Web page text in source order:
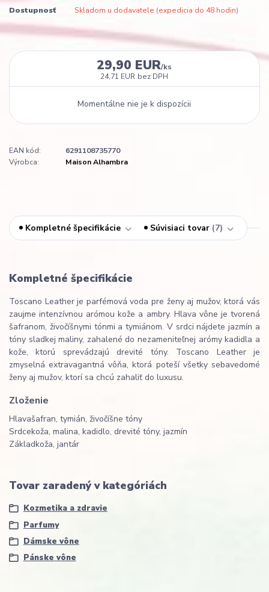
Dostupnosť Skladom u dodavatele (expedicia do 48 hodin)
29,90 EUR/ks
24,71 EUR bez DPH
Momentálne nie je k dispozícii
EAN kód:
6291108735770
Výrobca:
Maison Alhambra
Kompletné špecifikácie Súvisiaci tovar 7
Kompletné špecifikácie
Toscano Leather je parfémová voda pre ženy aj mužov, ktorá vás
zaujme intenzívnou arómou kože a ambry. Hlava vône je tvorená
šafranom, živočíšnymi tónmi a tymiánom. V srdci nájdete jazmín a
tóny sladkej maliny, zahalené do nezameniteľnej arómy kadidla a
kože, ktorú sprevádzajú drevité tóny. Toscano Leather je
zmyselná extravagantná vôňa, ktorá poteší všetky sebavedomé
ženy aj mužov, ktorí sa chcú zahaliť do luxusu.
Zloženie
Hlavašafran, tymián, živočíšne tóny
Srdcekoža, malina, kadidlo, drevité tóny, jazmín
Základkoža, jantár
Tovar zaradený v kategóriách
Kozmetika a zdravie
Parfumy
Dámske vône
Pánske vône